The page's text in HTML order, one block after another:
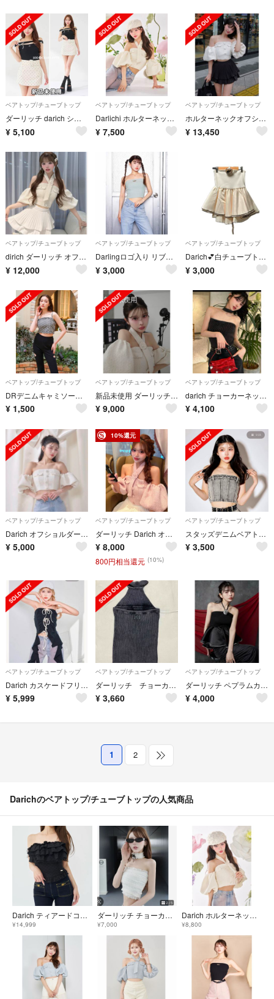
ベアトップ/チューブトップ
ダーリッチ darich シグネチャーDRオフショルリボントップス ブラック
¥ 5,100
ベアトップ/チューブトップ
Darlichi ホルターネックオフショルツイードトップス
¥ 7,500
ベアトップ/チューブトップ
ホルターネックオフショルツイードトップス
¥ 13,450
ベアトップ/チューブトップ
dirich ダーリッチ オフショル トップス
¥ 12,000
ベアトップ/チューブトップ
Darlingロゴ入り リブニット チューブトップ キャミソール ライトグリーン
¥ 3,000
ベアトップ/チューブトップ
Darich💕白チューブトップ
¥ 3,000
ベアトップ/チューブトップ
DRデニムキャミソール （ブラック）
¥ 1,500
ベアトップ/チューブトップ
新品未使用 ダーリッチ darich ホルターネックオフショルツイードトップス
¥ 9,000
ベアトップ/チューブトップ
darich チョーカーネックベアトップ BLK
¥ 4,100
ベアトップ/チューブトップ
Darich オフショルダーツイードトップス ホワイト
¥ 5,000
10%還元
ベアトップ/チューブトップ
ダーリッチ Darich オフショル トップス ツイード ピンク
¥ 8,000
800円相当還元 (10%)
ベアトップ/チューブトップ
スタッズデニムベアトップ
¥ 3,500
ベアトップ/チューブトップ
Darich カスケードフリルベアトップ
¥ 5,999
ベアトップ/チューブトップ
ダーリッチ チョーカーネックベアトップ
¥ 3,660
ベアトップ/チューブトップ
ダーリッチ ペプラムカメリアデザイントップス
¥ 4,000
1 2
Darichのベアトップ/チューブトップの人気商品
Darich ティアードコットンレースベアトップス
¥14,999
ダーリッチ チョーカーリボンシャーリングベアトップ アイボリー F
¥7,000
Darich ホルターネックオフショルツイードトップス
¥8,800